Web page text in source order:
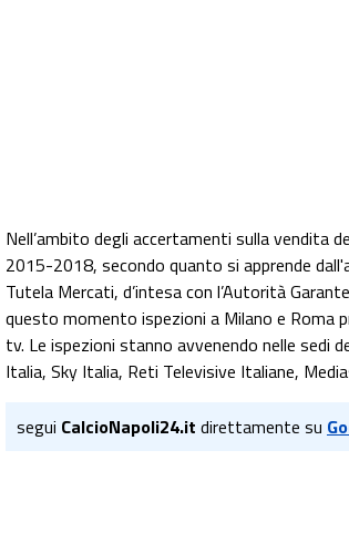
Nell’ambito degli accertamenti sulla vendita
2015-2018, secondo quanto si apprende
Tutela Mercati, d’intesa con l’Autorità
questo momento ispezioni a Milano e Roma
tv. Le ispezioni stanno avvenendo nelle sedi
Italia, Sky Italia, Reti Televisive Italiane,
segui CalcioNapoli24.it direttamente su